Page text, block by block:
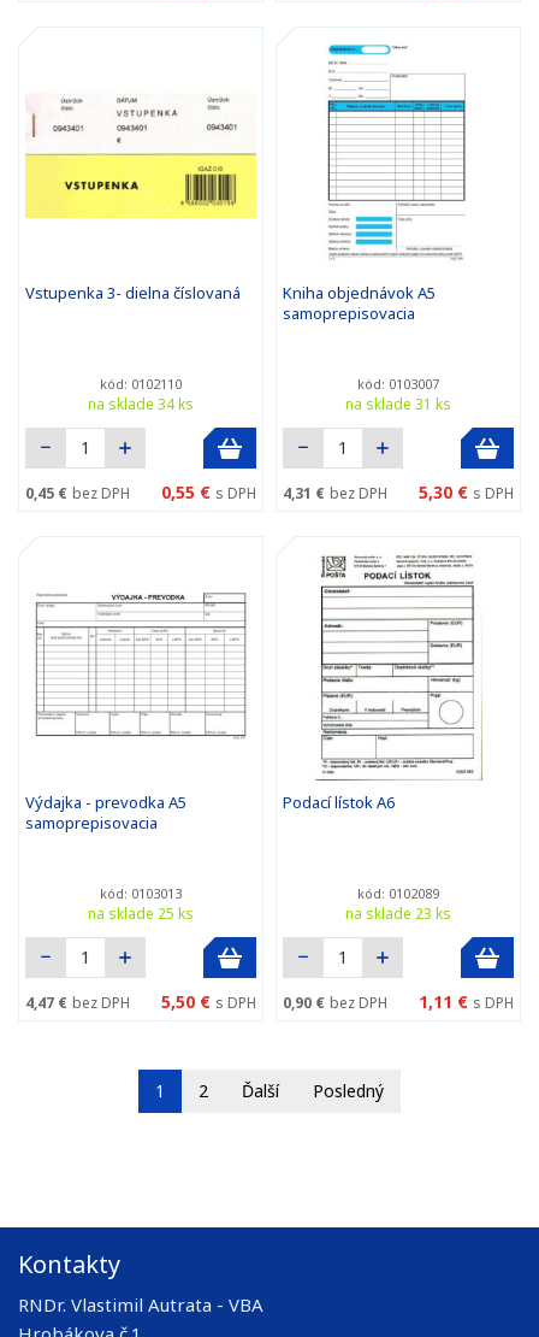
Vstupenka 3- dielna číslovaná
kód: 0102110
na sklade 34 ks
0,45 € bez DPH 0,55 € s DPH
Kniha objednávok A5
samoprepisovacia
kód: 0103007
na sklade 31 ks
4,31 € bez DPH 5,30 € s DPH
Výdajka - prevodka A5
samoprepisovacia
kód: 0103013
na sklade 25 ks
4,47 € bez DPH 5,50 € s DPH
Podací lístok A6
kód: 0102089
na sklade 23 ks
0,90 € bez DPH 1,11 € s DPH
1 2 Ďalší Posledný
Kontakty
RNDr. Vlastimil Autrata - VBA